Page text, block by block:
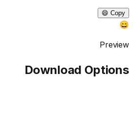
Copy 😄
😄
Preview
Download Options